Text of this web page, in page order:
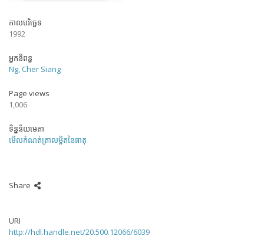
កាលបរិច្ឆេទ
1992
អ្នកនិពន្ធ
Ng, Cher Siang
Page views
1,006
ទិន្នន័យមេតា
មើលកំណត់ត្រាលម្អិតនៃធាតុ
Share
URI
http://hdl.handle.net/20.500.12066/6039